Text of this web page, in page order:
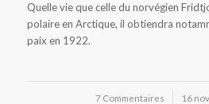
Quelle vie que celle du norvégien
polaire en Arctique, il obtiendra
paix en 1922.
7 Commentaires
/ 16